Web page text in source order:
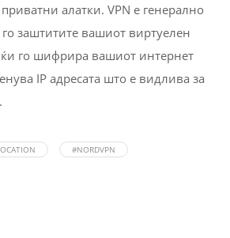
алатки. VPN е генерално
заштитите вашиот виртуелен
го шифрира вашиот интернет
IP адресата што е видлива за
#NORDVPN